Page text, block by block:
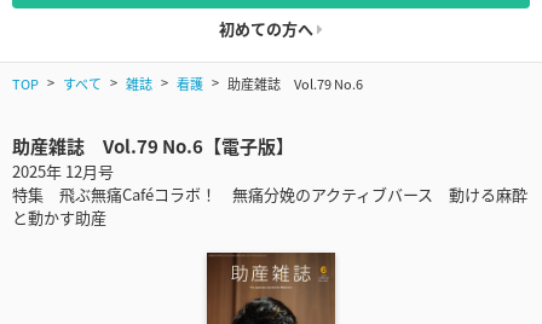
初めての方へ
TOP すべて 雑誌 看護 助産雑誌 Vol.79 No.6
助産雑誌 Vol.79 No.6【電子版】
2025年 12月号
特集 飛ぶ無痛Caféコラボ！ 無痛分娩のアクティブバース 動ける麻酔
と動かす助産